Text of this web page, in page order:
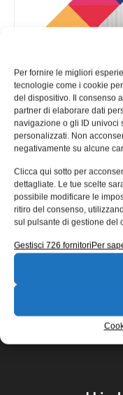
Per fornire le migliori
tecnologie come i cookie
del dispositivo. Il consenso
partner di elaborare dati
navigazione o gli ID univoci
personalizzati. Non
negativamente su alcune
Clicca qui sotto per
dettagliate. Le tue scelte
possibile modificare le
ritiro del consenso,
sul pulsante di gestione del
Gestisci 726 fornitoriPer
Al via il
E’ partito il progetto
con Amazon,
avvicinare le
31/03/2015